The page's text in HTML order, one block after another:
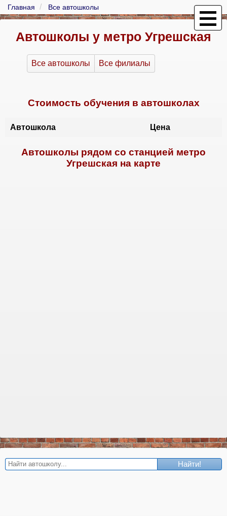
Главная Все автошколы
Автошколы у метро Угрешская
Все автошколы Все филиалы
Стоимость обучения в автошколах
Автошкола Цена
Автошколы рядом со станцией метро
Угрешская на карте
Найти!